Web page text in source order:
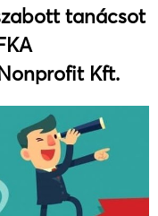
tanácsot
Kft.